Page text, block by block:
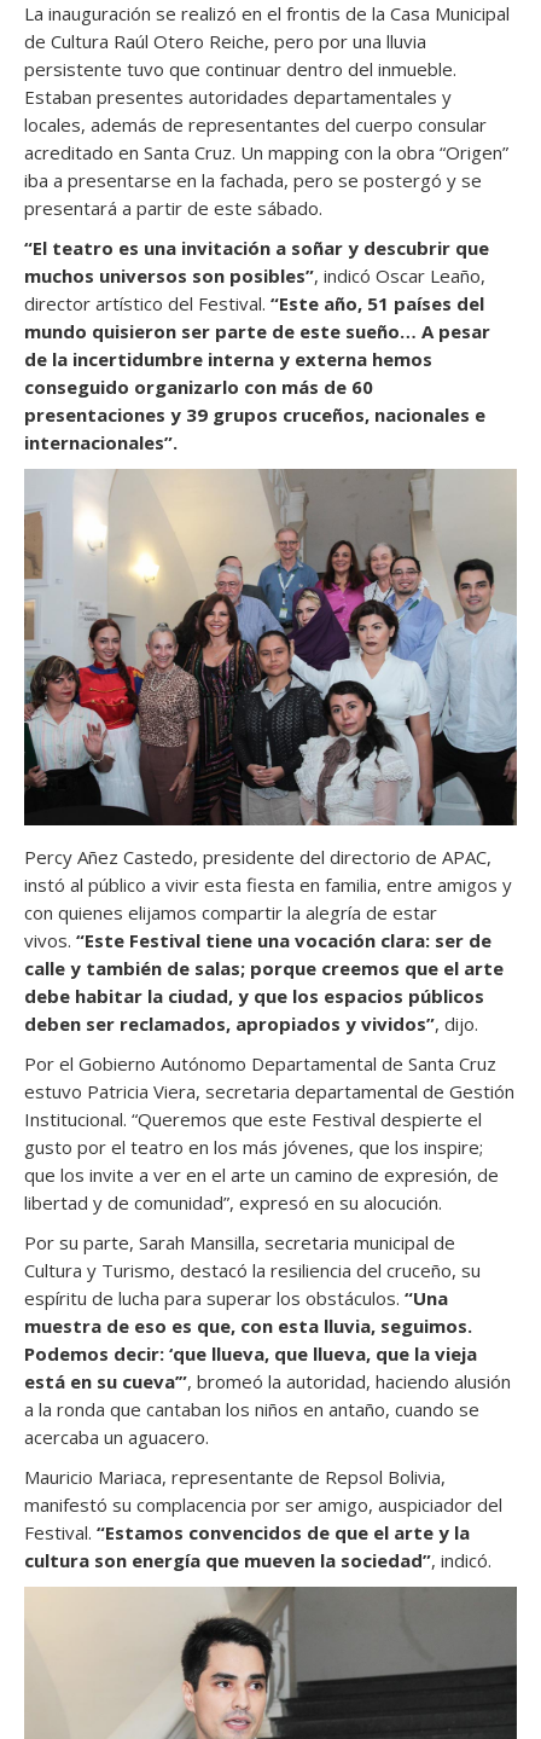
La inauguración se realizó en el frontis de la Casa Municipal
de Cultura Raúl Otero Reiche, pero por una lluvia
persistente tuvo que continuar dentro del inmueble.
Estaban presentes autoridades departamentales y
locales, además de representantes del cuerpo consular
acreditado en Santa Cruz. Un mapping con la obra “Origen”
iba a presentarse en la fachada, pero se postergó y se
presentará a partir de este sábado.
“El teatro es una invitación a soñar y descubrir que
muchos universos son posibles”, indicó Oscar Leaño,
director artístico del Festival. “Este año, 51 países del
mundo quisieron ser parte de este sueño… A pesar
de la incertidumbre interna y externa hemos
conseguido organizarlo con más de 60
presentaciones y 39 grupos cruceños, nacionales e
internacionales”.
Percy Añez Castedo, presidente del directorio de APAC,
instó al público a vivir esta fiesta en familia, entre amigos y
con quienes elijamos compartir la alegría de estar
vivos. “Este Festival tiene una vocación clara: ser de
calle y también de salas; porque creemos que el arte
debe habitar la ciudad, y que los espacios públicos
deben ser reclamados, apropiados y vividos”, dijo.
Por el Gobierno Autónomo Departamental de Santa Cruz
estuvo Patricia Viera, secretaria departamental de Gestión
Institucional. “Queremos que este Festival despierte el
gusto por el teatro en los más jóvenes, que los inspire;
que los invite a ver en el arte un camino de expresión, de
libertad y de comunidad”, expresó en su alocución.
Por su parte, Sarah Mansilla, secretaria municipal de
Cultura y Turismo, destacó la resiliencia del cruceño, su
espíritu de lucha para superar los obstáculos. “Una
muestra de eso es que, con esta lluvia, seguimos.
Podemos decir: ‘que llueva, que llueva, que la vieja
está en su cueva’”, bromeó la autoridad, haciendo alusión
a la ronda que cantaban los niños en antaño, cuando se
acercaba un aguacero.
Mauricio Mariaca, representante de Repsol Bolivia,
manifestó su complacencia por ser amigo, auspiciador del
Festival. “Estamos convencidos de que el arte y la
cultura son energía que mueven la sociedad”, indicó.